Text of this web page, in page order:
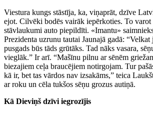
Viestura kungs stāstīja, ka, viņaprāt, dzīve
ejot. Cilvēki bodēs vairāk iepērkoties. To varot
stāvlaukumi auto piepildīti. «Imantu»
Prezidenta uzrunu tautai Jaunajā gadā: “Velkat
pusgads būs tāds grūtāks. Tad nāks vasara,
vieglāk.” Ir arī. “Mašīnu pilnu ar sēnēm
biezajiem ceļa braucējiem notirgojam. Tur
kā ir, bet tas vārdos nav izsakāms,” teica
ar roku un cēla tukšos sēņu grozus autiņā.
Kā Dieviņš dzīvi iegrozījis